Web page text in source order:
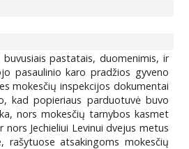
pastatais, duomenimis, ir
pasaulinio karo pradžios gyveno
mokesčių inspekcijos dokumentai
kad popieriaus parduotuvė buvo
nors mokesčių tarnybos kasmet
Jechieliui Levinui dvejus metus
atsakingoms mokesčių